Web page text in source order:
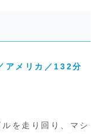
アメリカ／132分
を走り回り、マシ